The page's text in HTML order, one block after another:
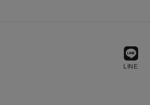
LINE